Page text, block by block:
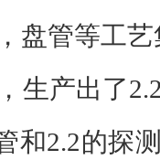
盘管等工
生产出了
和2.2的探